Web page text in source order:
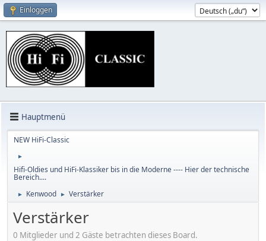
Einloggen
Hauptmenü
NEW HiFi-Classic
►
Hifi-Oldies und HiFi-Klassiker bis in die Moderne ---- Hier der technische
Bereich....
► Kenwood ► Verstärker
Verstärker
0 Mitglieder und 2 Gäste betrachten dieses Board.